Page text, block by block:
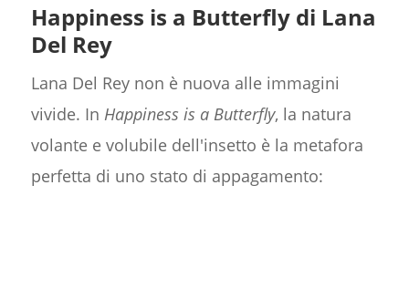
Happiness is a Butterfly di Lana
Del Rey
Lana Del Rey non è nuova alle immagini
vivide. In Happiness is a Butterfly, la natura
volante e volubile dell'insetto è la metafora
perfetta di uno stato di appagamento: